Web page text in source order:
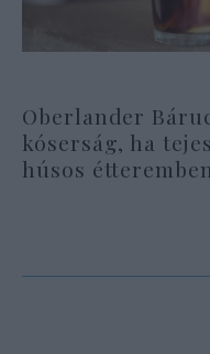
Oberlander
kóserság, ha
húsos